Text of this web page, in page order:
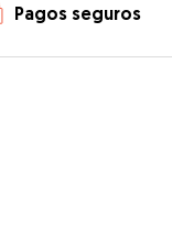
Pagos seguros